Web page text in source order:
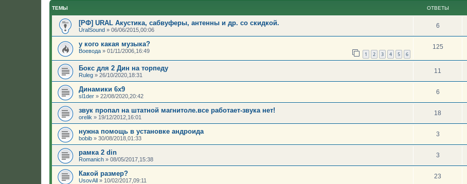
ТЕМЫ ОТВЕТЫ
[РФ] URAL Акустика, сабвуферы, антенны и др. со скидкой.
UralSound » 06/06/2015,00:06
6
у кого какая музыка?
Воевода » 01/11/2006,16:49 1 2 3 4 5 6
125
Бокс для 2 Дин на торпеду
Ruleg » 26/10/2020,18:31
11
Динамики 6х9
sl1der » 22/08/2020,20:42
6
звук пропал на штатной магнитоле.все работает-звука нет!
orelik » 19/12/2012,16:01
18
нужна помощь в установке андроида
bobib » 30/08/2018,01:33
3
рамка 2 din
Romanich » 08/05/2017,15:38
3
Какой размер?
UsovAll » 10/02/2017,09:11
23